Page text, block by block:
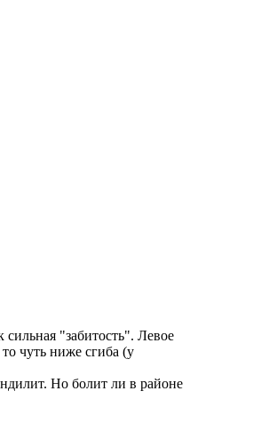
сильная "забитость". Левое
чуть ниже сгиба (у
Но болит ли в районе